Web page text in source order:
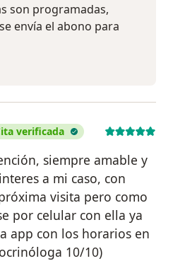
son programadas,
envía el abono para
verificada
siempre amable y
a mi caso, con
visita pero como
por celular con ella ya
app con los horarios en
10/10)